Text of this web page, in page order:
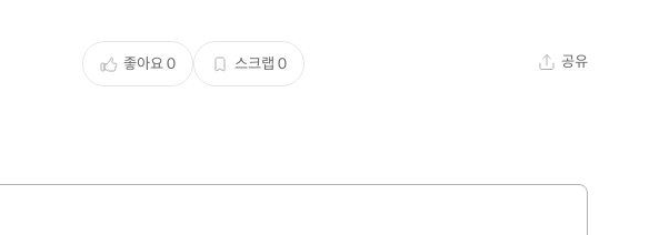
좋아요0 스크랩 0 공유